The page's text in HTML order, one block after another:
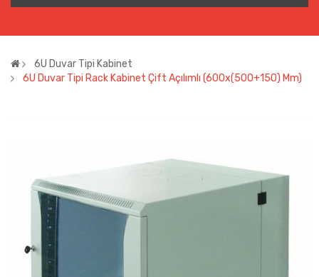
6U Duvar Tipi Kabinet
6U Duvar Tipi Rack Kabinet Çift Açılımlı (600x(500+150) Mm)